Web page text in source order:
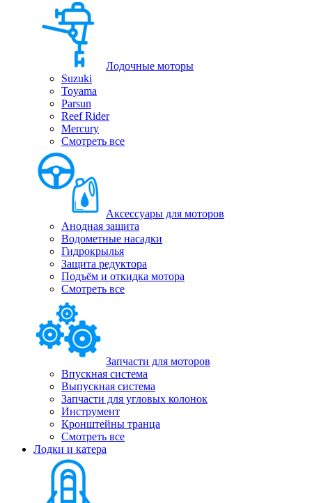
Лодочные моторы
Suzuki
Toyama
Parsun
Reef Rider
Mercury
Смотреть все
Аксессуары для моторов
Анодная защита
Водометные насадки
Гидрокрылья
Защита редуктора
Подъём и откидка мотора
Смотреть все
Запчасти для моторов
Впускная система
Выпускная система
Запчасти для угловых колонок
Инструмент
Кронштейны транца
Смотреть все
Лодки и катера